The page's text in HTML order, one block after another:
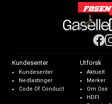
Kundesenter
Kundesenter
Nedlastinger
Code Of Conduct
Utforsk
Aktuelt
Merker
Om Oss
HDFI